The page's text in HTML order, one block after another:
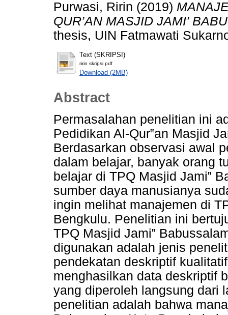
Purwasi, Ririn (2019)
QUR’AN MASJID JAMI’
thesis, UIN Fatmawati
Text (SKRIPSI)
ririn skripsi.pdf
Download (2MB)
Abstract
Permasalahan penelitian ini
Pedidikan Al-Qur‟an Masjid
Berdasarkan observasi awal
dalam belajar, banyak orang
belajar di TPQ Masjid Jami‟
sumber daya manusianya
ingin melihat manajemen di
Bengkulu. Penelitian ini
TPQ Masjid Jami‟
digunakan adalah jenis
pendekatan deskriptif
menghasilkan data deskriptif
yang diperoleh langsung dari
penelitian adalah bahwa